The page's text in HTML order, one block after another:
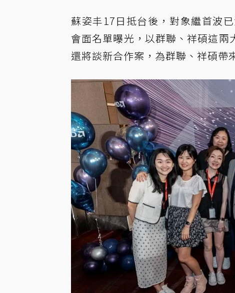
蘇姿丰17日抵台後，對象繼首波
會面名單曝光，以群聯、祥碩這兩
還將談新合作案，為群聯、祥碩帶